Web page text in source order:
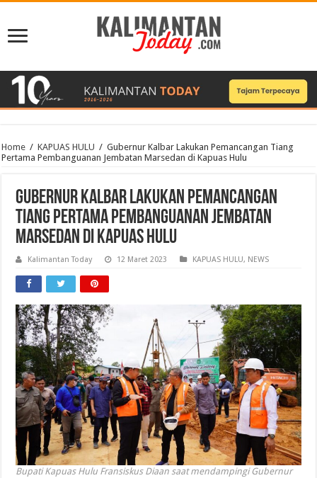
Home / KAPUAS HULU / Gubernur Kalbar Lakukan Pemancangan Tiang
Pertama Pembanguanan Jembatan Marsedan di Kapuas Hulu
Gubernur Kalbar Lakukan Pemancangan
Tiang Pertama Pembanguanan Jembatan
Marsedan di Kapuas Hulu
Kalimantan Today 12 Maret 2023 KAPUAS HULU, NEWS
Bupati Kapuas Hulu Fransiskus Diaan saat mendampingi Gubernur